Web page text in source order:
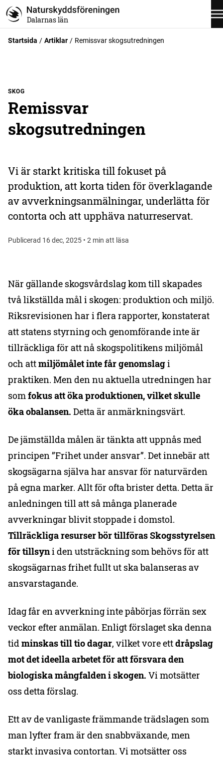
Dalarnas län
Startsida Artiklar Remissvar skogsutredningen
SKOG
Remissvar
skogsutredningen
Vi är starkt kritiska till fokuset på
produktion, att korta tiden för överklagande
av avverkningsanmälningar, underlätta för
contorta och att upphäva naturreservat.
Publicerad 16 dec, 2025 • 2 min att läsa
När gällande skogsvårdslag kom till skapades
två likställda mål i skogen: produktion och miljö.
Riksrevisionen har i flera rapporter, konstaterat
att statens styrning och genomförande inte är
tillräckliga för att nå skogspolitikens miljömål
och attmiljömålet inte får genomslagi
praktiken. Men den nu aktuella utredningen har
somfokus att öka produktionen, vilket skulle
öka obalansen. Detta är anmärkningsvärt.
De jämställda målen är tänkta att uppnås med
principen ”Frihet under ansvar”. Det innebär att
skogsägarna själva har ansvar för naturvärden
på egna marker. Allt för ofta brister detta. Detta är
anledningen till att så många planerade
avverkningar blivit stoppade i domstol.
Tillräckliga resurser bör tillföras Skogsstyrelsen
för tillsyni den utsträckning som behövs för att
skogsägarnas frihet fullt ut ska balanseras av
ansvarstagande.
Idag får en avverkning inte påbörjas förrän sex
veckor efter anmälan. Enligt förslaget ska denna
tidminskas till tio dagar, vilket vore ettdråpslag
mot det ideella arbetetför att försvara den
biologiska mångfalden i skogen. Vi motsätter
oss detta förslag.
Ett av de vanligaste främmande trädslagen som
man lyfter fram är den snabbväxande, men
starkt invasiva contortan. Vi motsätter oss